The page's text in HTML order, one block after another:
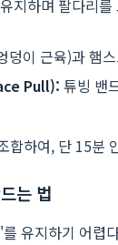
지하며 팔다리
덩이 근육)과 햄
Pull): 튜빙 밴
합하여, 단 15분
는 법
유지하기 어렵